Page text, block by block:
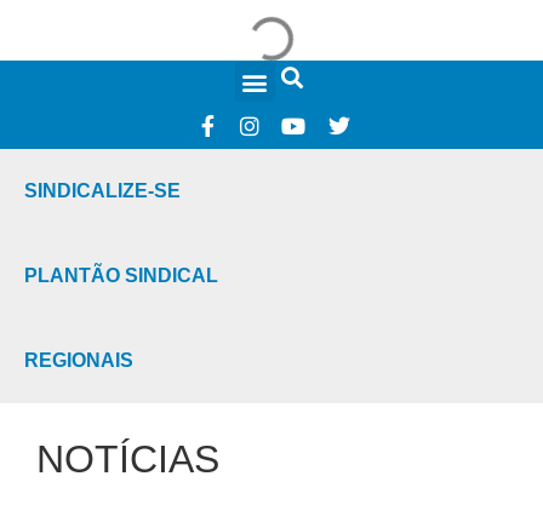
SINDICALIZE-SE
PLANTÃO SINDICAL
REGIONAIS
NOTÍCIAS